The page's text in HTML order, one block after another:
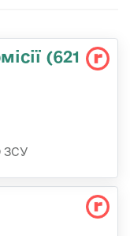
(621
ЗСУ